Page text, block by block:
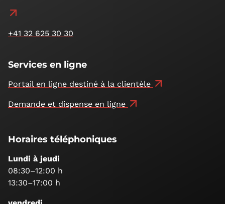
+41 32 625 30 30
Services en ligne
Portail en ligne destiné à la clientèle
Demande et dispense en ligne
Horaires téléphoniques
Lundi à jeudi
08:30–12:00 h
13:30–17:00 h